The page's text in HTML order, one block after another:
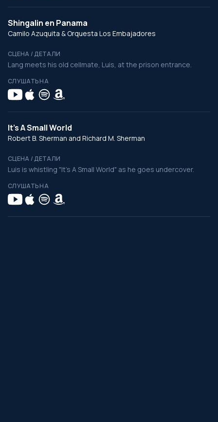
Shingalin en Panama
Camilo Azuquita & Orquesta Los Embajadores
СЦЕНА / ДЕТАЛИ
Lang meets his old cellmate, Luis, at the prison entrance.
СЛУШАТЬ НА
It's A Small World
Robert B. Sherman and Richard M. Sherman
СЦЕНА / ДЕТАЛИ
Luis is whistling "It's A Small World" as he goes undercover.
СЛУШАТЬ НА